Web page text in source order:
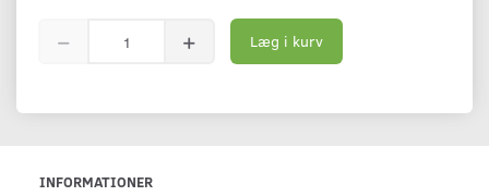
Læg i kurv
INFORMATIONER